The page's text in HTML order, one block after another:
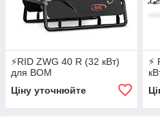
⚡RID ZWG 40 R (32 кВт)
для ВОМ
Ціну уточнюйте